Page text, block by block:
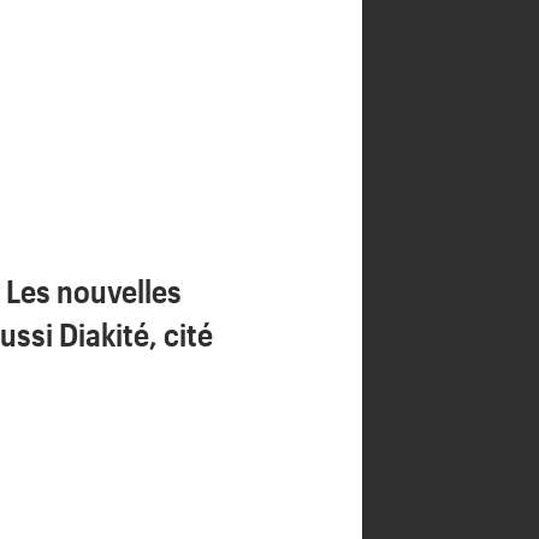
nouvelles
Diakité, cité